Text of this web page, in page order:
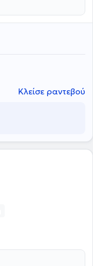
Κλείσε ραντεβού